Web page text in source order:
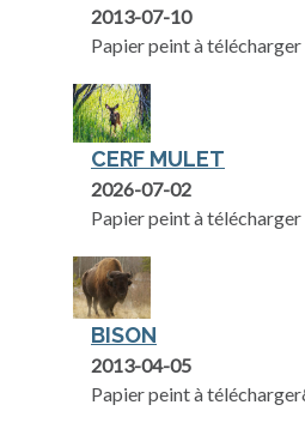
2013-07-10
Papier peint à télécharger
CERF MULET
2026-07-02
Papier peint à télécharger
BISON
2013-04-05
Papier peint à